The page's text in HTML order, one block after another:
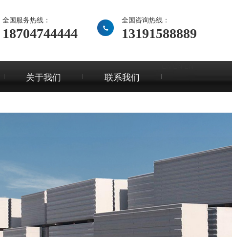
全国咨询热线：
13191588889
全国服务热线：
18704744444
关于我们 联系我们